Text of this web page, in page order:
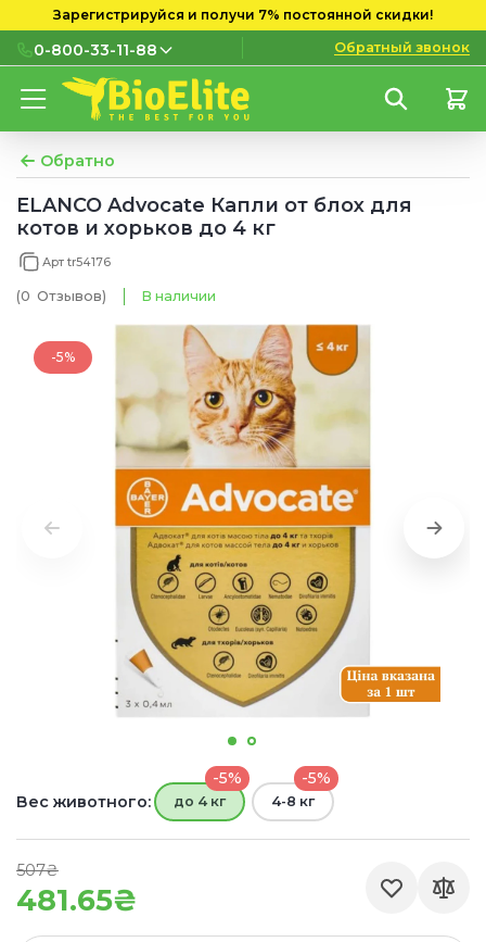
Зарегистрируйся и получи 7% постоянной скидки!
0-800-33-11-88
0-800-33-11-88
мобильных номеров
(097) 133 11 88
(095) 133 11 88
Обратный звонок
Обратно
ELANCO Advocate Капли от блох для
котов и хорьков до 4 кг
Арт tr54176
(0 Отзывов) В наличии
-5%
481.65₴
507₴
Вес животного:
-5%
до 4 кг
-5%
4-8 кг